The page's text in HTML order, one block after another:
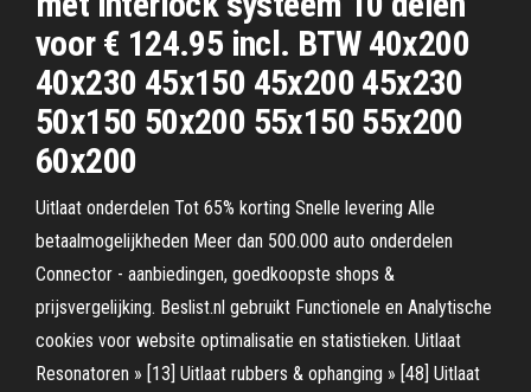
voor € 124.95 incl. BTW 40x200
40x230 45x150 45x200 45x230
50x150 50x200 55x150 55x200
60x200
Uitlaat onderdelen Tot 65% korting Snelle levering Alle
betaalmogelijkheden Meer dan 500.000 auto onderdelen
Connector - aanbiedingen, goedkoopste shops &
prijsvergelijking. Beslist.nl gebruikt Functionele en Analytische
cookies voor website optimalisatie en statistieken. Uitlaat
Resonatoren » [13] Uitlaat rubbers & ophanging » [48] Uitlaat